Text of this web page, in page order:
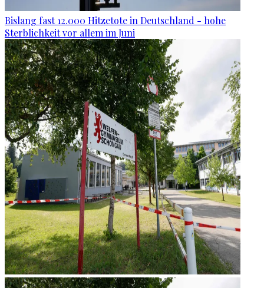
Bislang fast 12.000 Hitzetote in Deutschland - hohe
Sterblichkeit vor allem im Juni